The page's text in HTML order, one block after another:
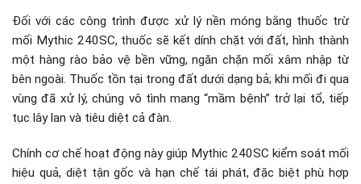
Đối với các công trình được xử lý nền móng bằng thuốc trừ
mối Mythic 240SC, thuốc sẽ kết dính chặt với đất, hình thành
một hàng rào bảo vệ bền vững, ngăn chặn mối xâm nhập từ
bên ngoài. Thuốc tồn tại trong đất dưới dạng bả; khi mối đi qua
vùng đã xử lý, chúng vô tình mang “mầm bệnh” trở lại tổ, tiếp
tục lây lan và tiêu diệt cả đàn.
Chính cơ chế hoạt động này giúp Mythic 240SC kiểm soát mối
hiệu quả, diệt tận gốc và hạn chế tái phát, đặc biệt phù hợp